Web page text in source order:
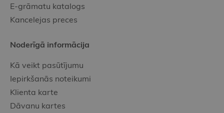
E-grāmatu katalogs
Kancelejas preces
Noderīgā informācija
Kā veikt pasūtījumu
Iepirkšanās noteikumi
Klienta karte
Dāvanu kartes